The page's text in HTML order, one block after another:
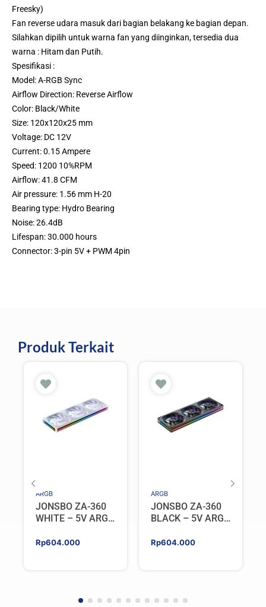
Freesky)
Fan reverse udara masuk dari bagian belakang ke bagian depan.
Silahkan dipilih untuk warna fan yang diinginkan, tersedia dua
warna : Hitam dan Putih.
Spesifikasi :
Model: A-RGB Sync
Airflow Direction: Reverse Airflow
Color: Black/White
Size: 120x120x25 mm
Voltage: DC 12V
Current: 0.15 Ampere
Speed: 1200 10%RPM
Airflow: 41.8 CFM
Air pressure: 1.56 mm H-20
Bearing type: Hydro Bearing
Noise: 26.4dB
Lifespan: 30.000 hours
Connector: 3-pin 5V + PWM 4pin
Produk Terkait
ARGB
JONSBO ZA-360
WHITE – 5V ARGB
Rp604.000
ARGB
JONSBO ZA-360
BLACK – 5V ARGB
Rp604.000